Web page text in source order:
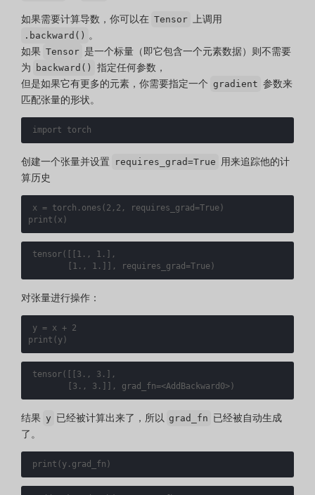
如果需要计算导数，你可以在 Tensor 上调用
.backward() 。
如果 Tensor 是一个标量（即它包含一个元素数据）则不需要
为
backward()
指定任何参数，
但是如果它有更多的元素，你需要指定一个 gradient 参数来
匹配张量的形状。
import torch
创建一个张量并设置 requires_grad=True
用来追踪他的计
算历史
x = torch . ones ( 2 , 2 , requires_grad=True)
print ( x )
tensor([[ 1., 1.
,
1., 1. , requires_grad=True )
对张量进行操作：
y = x + 2
print ( y )
tensor([[ 3., 3.
,
3., 3. , grad_fn=<AddBackward0> )
结果 y 已经被计算出来了，所以 grad_fn 已经被自动生成
了。
print ( y. grad_fn )